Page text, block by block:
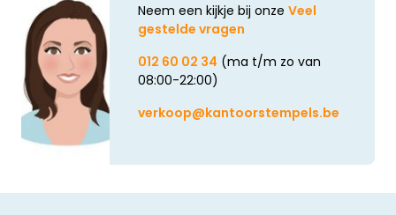
Neem een kijkje bij onze Veel
gestelde vragen
012 60 02 34 (ma t/m zo van
08:00-22:00)
verkoop@kantoorstempels.be